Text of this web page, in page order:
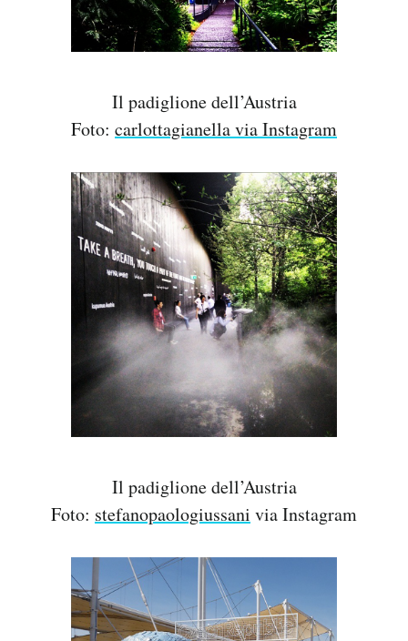
Il padiglione dell’Austria
Foto: carlottagianella via Instagram
Il padiglione dell’Austria
Foto: stefanopaologiussani via Instagram